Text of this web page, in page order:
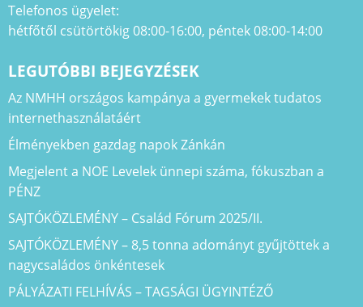
Telefonos ügyelet:
hétfőtől csütörtökig 08:00-16:00, péntek 08:00-14:00
LEGUTÓBBI BEJEGYZÉSEK
Az NMHH országos kampánya a gyermekek tudatos
internethasználatáért
Élményekben gazdag napok Zánkán
Megjelent a NOE Levelek ünnepi száma, fókuszban a
PÉNZ
SAJTÓKÖZLEMÉNY – Család Fórum 2025/II.
SAJTÓKÖZLEMÉNY – 8,5 tonna adományt gyűjtöttek a
nagycsaládos önkéntesek
PÁLYÁZATI FELHÍVÁS – TAGSÁGI ÜGYINTÉZŐ